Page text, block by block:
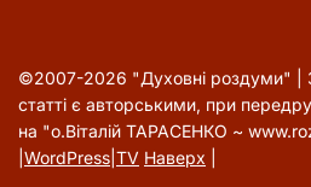
©2007-2026 "Духовні роздуми" |
статті є авторськими, при
на "о.Віталій ТАРАСЕНКО ~
WordPress TV Наверх